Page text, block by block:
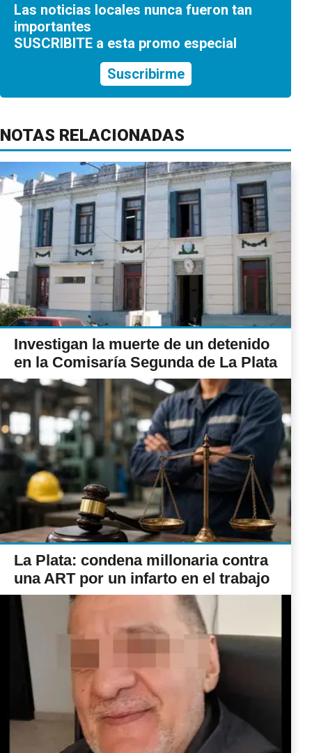
Las noticias locales nunca fueron tan
importantes
SUSCRIBITE a esta promo especial
Suscribirme
NOTAS RELACIONADAS
Investigan la muerte de un detenido
en la Comisaría Segunda de La Plata
La Plata: condena millonaria contra
una ART por un infarto en el trabajo